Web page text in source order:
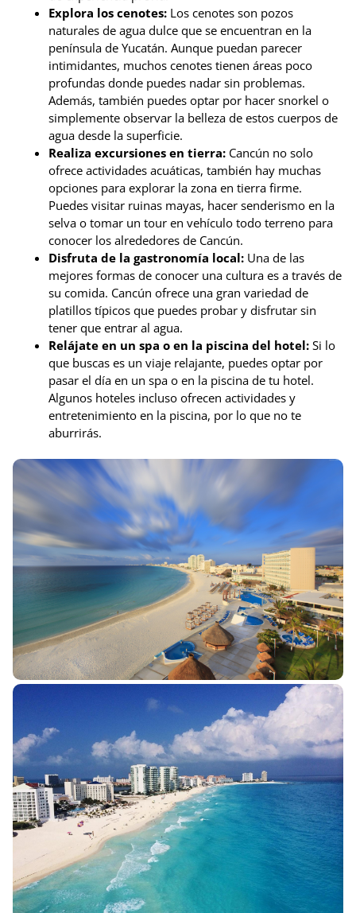
Explora los cenotes: Los cenotes son pozos
naturales de agua dulce que se encuentran en la
península de Yucatán. Aunque puedan parecer
intimidantes, muchos cenotes tienen áreas poco
profundas donde puedes nadar sin problemas.
Además, también puedes optar por hacer snorkel o
simplemente observar la belleza de estos cuerpos de
agua desde la superficie.
Realiza excursiones en tierra: Cancún no solo
ofrece actividades acuáticas, también hay muchas
opciones para explorar la zona en tierra firme.
Puedes visitar ruinas mayas, hacer senderismo en la
selva o tomar un tour en vehículo todo terreno para
conocer los alrededores de Cancún.
Disfruta de la gastronomía local: Una de las
mejores formas de conocer una cultura es a través de
su comida. Cancún ofrece una gran variedad de
platillos típicos que puedes probar y disfrutar sin
tener que entrar al agua.
Relájate en un spa o en la piscina del hotel: Si lo
que buscas es un viaje relajante, puedes optar por
pasar el día en un spa o en la piscina de tu hotel.
Algunos hoteles incluso ofrecen actividades y
entretenimiento en la piscina, por lo que no te
aburrirás.